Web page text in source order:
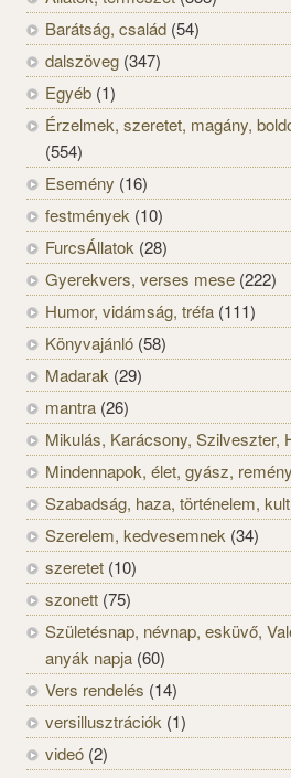
Barátság, család (54)
dalszöveg (347)
Egyéb (1)
Érzelmek, szeretet, magány,
(554)
Esemény (16)
festmények (10)
FurcsÁllatok (28)
Gyerekvers, verses mese (222)
Humor, vidámság, tréfa (111)
Könyvajánló (58)
Madarak (29)
mantra (26)
Mikulás, Karácsony, Szilveszter,
Mindennapok, élet, gyász,
Szabadság, haza, történelem,
Szerelem, kedvesemnek (34)
szeretet (10)
szonett (75)
Születésnap, névnap, esküvő,
anyák napja (60)
Vers rendelés (14)
versillusztrációk (1)
videó (2)